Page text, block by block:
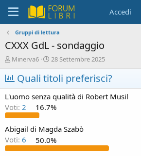
Accedi
Gruppi di lettura
CXXX GdL - sondaggio
C
r
e
a
t
o
r
e
D
i
s
Minerva6
D
a
t
a
d
i
i
z
i
28 Settembre 2025
Quali titoli preferisci?
L'uomo senza qualità di Robert Musil
Voti: 2 16.7%
Abigail di Magda Szabò
Voti: 6 50.0%